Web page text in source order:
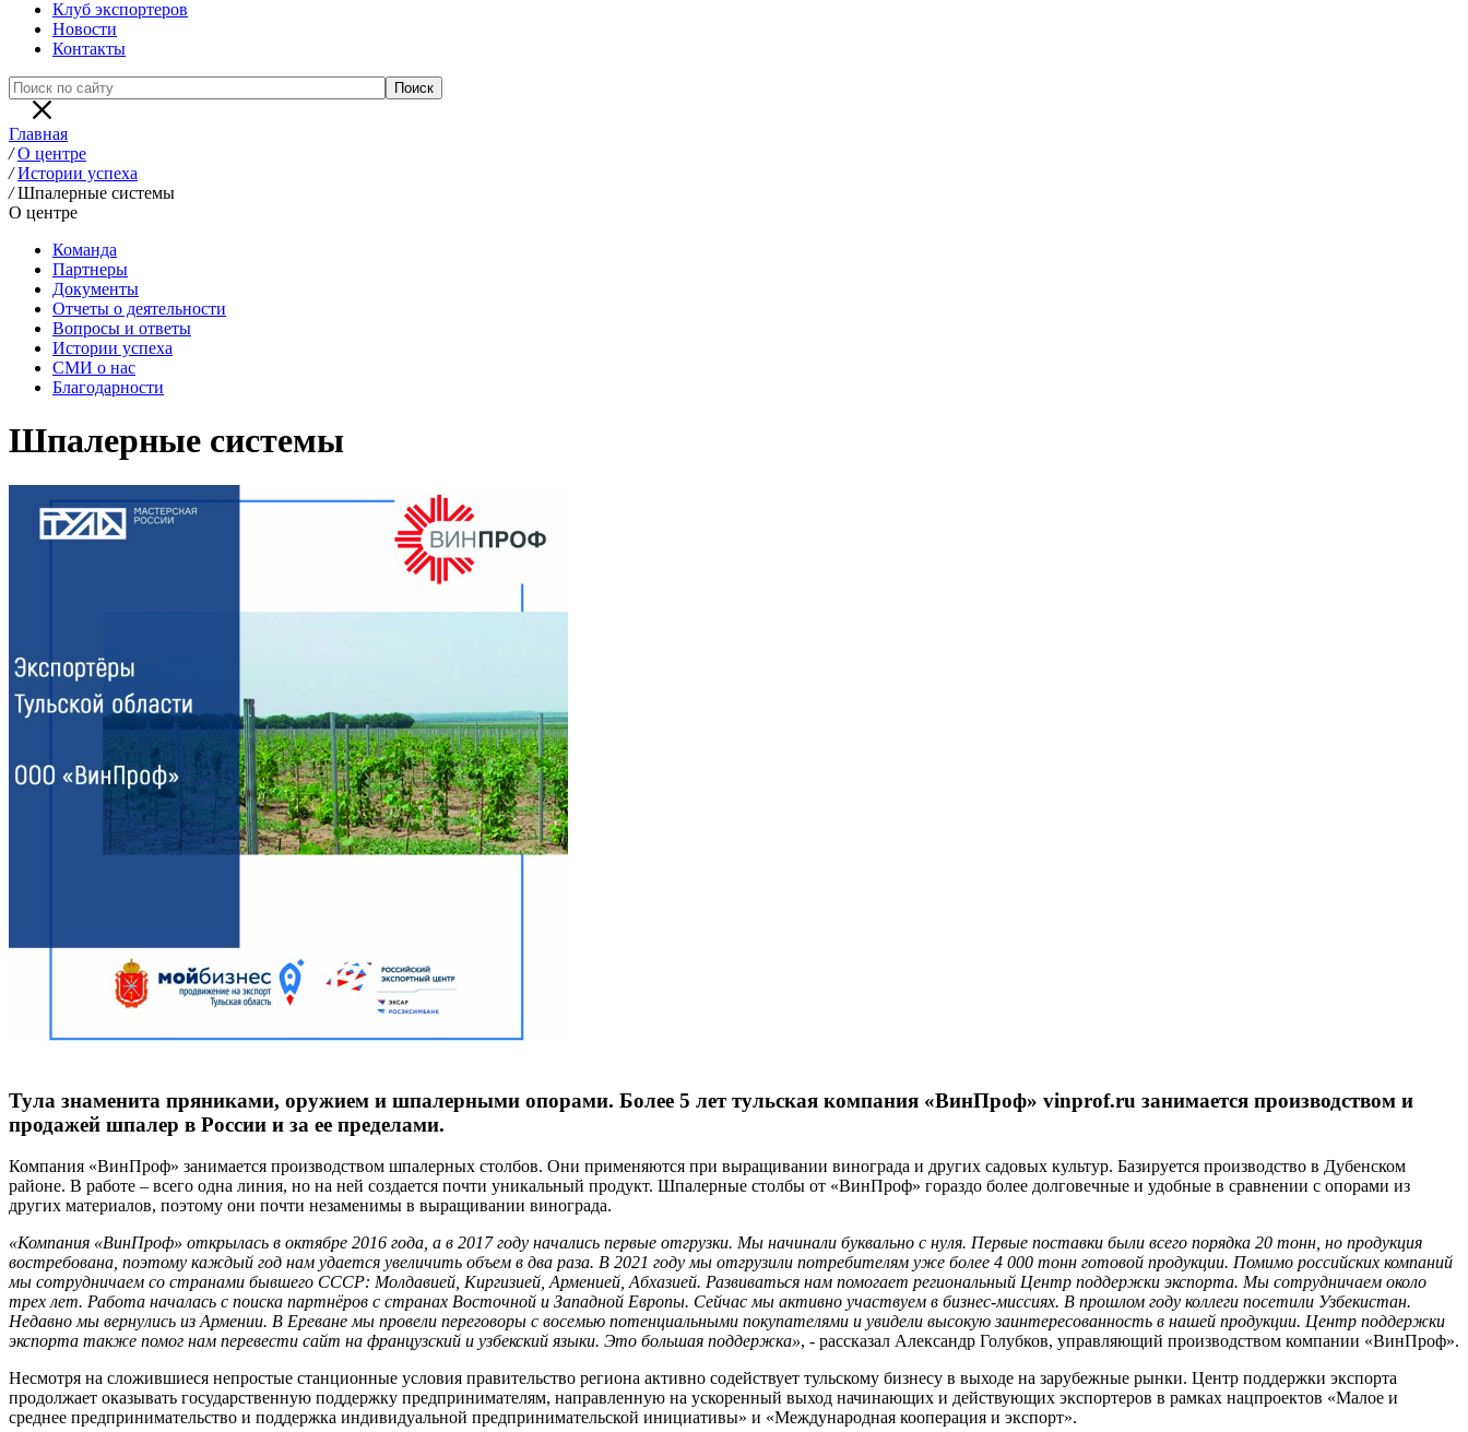
Клуб экспортеров
Новости
Контакты
Главная
/ О центре
/ Истории успеха
/ Шпалерные системы
О центре
Команда
Партнеры
Документы
Отчеты о деятельности
Вопросы и ответы
Истории успеха
СМИ о нас
Благодарности
Шпалерные системы
Тула знаменита пряниками, оружием и шпалерными опорами. Более 5 лет тульская компания «ВинПроф» vinprof.ru занимается производством и
продажей шпалер в России и за ее пределами.
Компания «ВинПроф» занимается производством шпалерных столбов. Они применяются при выращивании винограда и других садовых культур. Базируется производство в Дубенском
районе. В работе – всего одна линия, но на ней создается почти уникальный продукт. Шпалерные столбы от «ВинПроф» гораздо более долговечные и удобные в сравнении с опорами из
других материалов, поэтому они почти незаменимы в выращивании винограда.
«Компания «ВинПроф» открылась в октябре 2016 года, а в 2017 году начались первые отгрузки. Мы начинали буквально с нуля. Первые поставки были всего порядка 20 тонн, но продукция
востребована, поэтому каждый год нам удается увеличить объем в два раза. В 2021 году мы отгрузили потребителям уже более 4 000 тонн готовой продукции. Помимо российских компаний
мы сотрудничаем со странами бывшего СССР: Молдавией, Киргизией, Арменией, Абхазией. Развиваться нам помогает региональный Центр поддержки экспорта. Мы сотрудничаем около
трех лет. Работа началась с поиска партнёров с странах Восточной и Западной Европы. Сейчас мы активно участвуем в бизнес-миссиях. В прошлом году коллеги посетили Узбекистан.
Недавно мы вернулись из Армении. В Ереване мы провели переговоры с восемью потенциальными покупателями и увидели высокую заинтересованность в нашей продукции. Центр поддержки
экспорта также помог нам перевести сайт на французский и узбекский языки. Это большая поддержка», - рассказал Александр Голубков, управляющий производством компании «ВинПроф».
Несмотря на сложившиеся непростые станционные условия правительство региона активно содействует тульскому бизнесу в выходе на зарубежные рынки. Центр поддержки экспорта
продолжает оказывать государственную поддержку предпринимателям, направленную на ускоренный выход начинающих и действующих экспортеров в рамках нацпроектов «Малое и
среднее предпринимательство и поддержка индивидуальной предпринимательской инициативы» и «Международная кооперация и экспорт».